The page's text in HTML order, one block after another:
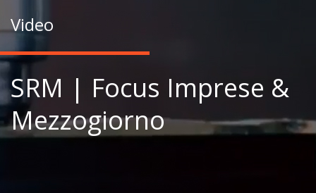
Video
SRM | Focus Imprese &
Mezzogiorno